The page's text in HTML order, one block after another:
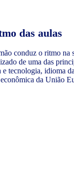
das aulas
conduz o ritmo na
de uma das
e tecnologia, idioma
da União